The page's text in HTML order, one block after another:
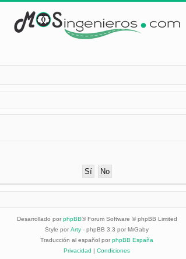
Desarrollado por phpBB® Forum Software © phpBB Limited
Style por Arty - phpBB 3.3 por MrGaby
Traducción al español por phpBB España
Privacidad | Condiciones